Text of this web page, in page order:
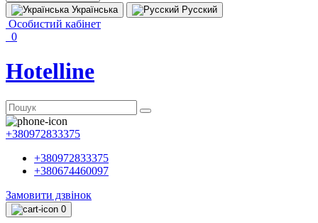
Українська
Русский
Особистий кабінет
0
Hotelline
+380972833375
+380972833375
+380674460097
Замовити дзвінок
0